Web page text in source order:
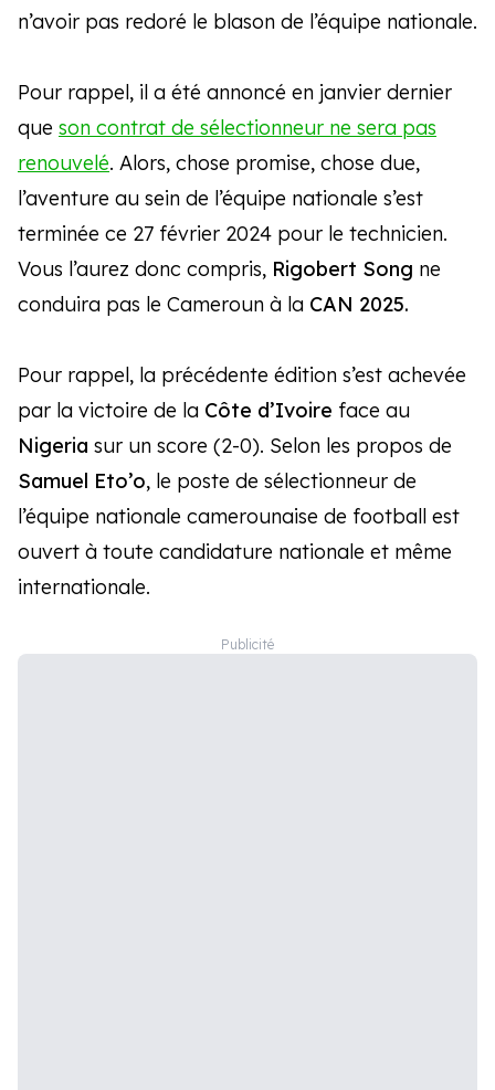
n’avoir pas redoré le blason de l’équipe nationale.
Pour rappel, il a été annoncé en janvier dernier
que son contrat de sélectionneur ne sera pas
renouvelé. Alors, chose promise, chose due,
l’aventure au sein de l’équipe nationale s’est
terminée ce 27 février 2024 pour le technicien.
Vous l’aurez donc compris, Rigobert Song ne
conduira pas le Cameroun à la CAN 2025.
Pour rappel, la précédente édition s’est achevée
par la victoire de la Côte d’Ivoire face au
Nigeria sur un score (2-0). Selon les propos de
Samuel Eto’o, le poste de sélectionneur de
l’équipe nationale camerounaise de football est
ouvert à toute candidature nationale et même
internationale.